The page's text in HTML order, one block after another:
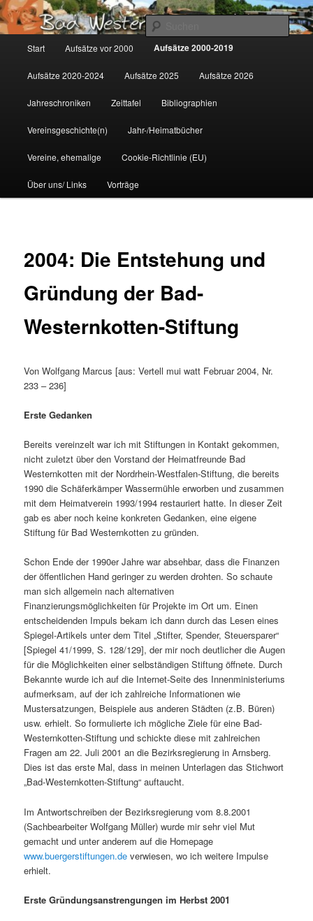
Zum
primären
Inhalt
springen
Gemeinsam für Bad Westernkotten
Start Aufsätze vor 2000 Aufsätze 2000-2019
Aufsätze 2020-2024 Aufsätze 2025 Aufsätze 2026
Jahreschroniken Zeittafel Bibliographien
Vereinsgeschichte(n) Jahr-/Heimatbücher
Vereine, ehemalige Cookie-Richtlinie (EU)
Über uns/ Links Vorträge
2004: Die Entstehung und
Gründung der Bad-
Westernkotten-Stiftung
Von Wolfgang Marcus [aus: Vertell mui watt Februar 2004, Nr.
233 – 236]
Erste Gedanken
Bereits vereinzelt war ich mit Stiftungen in Kontakt gekommen,
nicht zuletzt über den Vorstand der Heimatfreunde Bad
Westernkotten mit der Nordrhein-Westfalen-Stiftung, die bereits
1990 die Schäferkämper Wassermühle erworben und zusammen
mit dem Heimatverein 1993/1994 restauriert hatte. In dieser Zeit
gab es aber noch keine konkreten Gedanken, eine eigene
Stiftung für Bad Westernkotten zu gründen.
Schon Ende der 1990er Jahre war absehbar, dass die Finanzen
der öffentlichen Hand geringer zu werden drohten. So schaute
man sich allgemein nach alternativen
Finanzierungsmöglichkeiten für Projekte im Ort um. Einen
entscheidenden Impuls bekam ich dann durch das Lesen eines
Spiegel-Artikels unter dem Titel „Stifter, Spender, Steuersparer“
[Spiegel 41/1999, S. 128/129], der mir noch deutlicher die Augen
für die Möglichkeiten einer selbständigen Stiftung öffnete. Durch
Bekannte wurde ich auf die Internet-Seite des Innenministeriums
aufmerksam, auf der ich zahlreiche Informationen wie
Mustersatzungen, Beispiele aus anderen Städten (z.B. Büren)
usw. erhielt. So formulierte ich mögliche Ziele für eine Bad-
Westernkotten-Stiftung und schickte diese mit zahlreichen
Fragen am 22. Juli 2001 an die Bezirksregierung in Arnsberg.
Dies ist das erste Mal, dass in meinen Unterlagen das Stichwort
„Bad-Westernkotten-Stiftung“ auftaucht.
Im Antwortschreiben der Bezirksregierung vom 8.8.2001
(Sachbearbeiter Wolfgang Müller) wurde mir sehr viel Mut
gemacht und unter anderem auf die Homepage
www.buergerstiftungen.de verwiesen, wo ich weitere Impulse
erhielt.
Erste Gründungsanstrengungen im Herbst 2001